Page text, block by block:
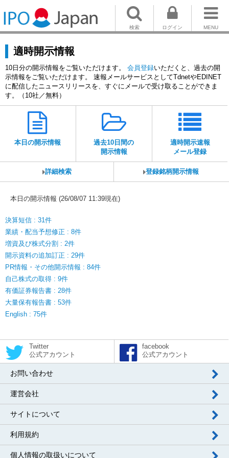
MENU
ログイン
検索
適時開示情報
10日分の開示情報をご覧いただけます。 会員登録いただくと、過去の開
示情報をご覧いただけます。 速報メールサービスとしてTdnetやEDINET
に配信したニュースリリースを、すぐにメールで受け取ることができま
す。（10社／無料）
本日の開示情報
過去10日間の
開示情報
適時開示速報
メール登録
詳細検索 登録銘柄開示情報
本日の開示情報 (26/08/07 11:39現在)
決算短信 : 31件
業績・配当予想修正 : 8件
増資及び株式分割 : 2件
開示資料の追加訂正 : 29件
PR情報・その他開示情報 : 84件
自己株式の取得 : 9件
有価証券報告書 : 28件
大量保有報告書 : 53件
English : 75件
Twitter
公式アカウント
facebook
公式アカウント
お問い合わせ
運営会社
サイトについて
利用規約
個人情報の取扱いについて